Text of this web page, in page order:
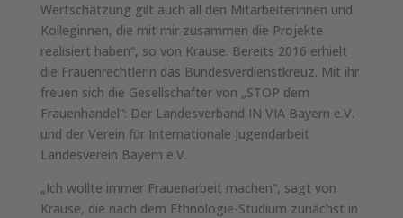
Wertschätzung gilt auch all den Mitarbeiterinnen und
Kolleginnen, die mit mir zusammen die Projekte
realisiert haben“, so von Krause. Bereits 2016 erhielt
die Frauenrechtlerin das Bundesverdienstkreuz. Mit ihr
freuen sich die Gesellschafter von „STOP dem
Frauenhandel“: Der Landesverband IN VIA Bayern e.V.
und der Verein für Internationale Jugendarbeit
Landesverein Bayern e.V.
„Ich wollte immer Frauenarbeit machen“, sagt von
Krause, die nach dem Ethnologie-Studium zunächst in